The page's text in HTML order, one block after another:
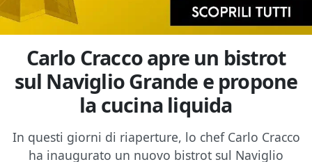
Carlo Cracco apre un bistrot
sul Naviglio Grande e propone
la cucina liquida
In questi giorni di riaperture, lo chef Carlo Cracco
ha inaugurato un nuovo bistrot sul Naviglio